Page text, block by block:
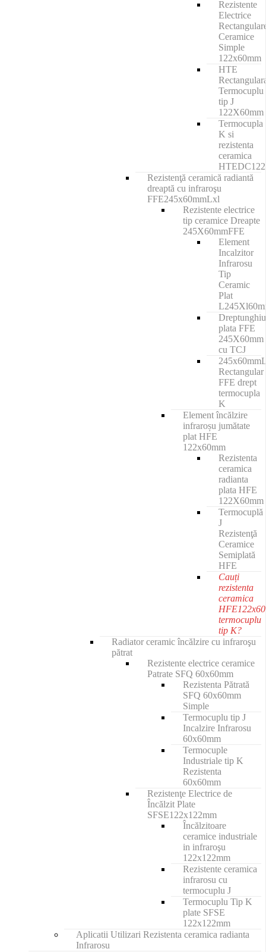
Rezistente
Electrice
Ceramice
Simple
122x60mm
HTE
Termocuplu
tip J
122X60mm
Termocupla
K si
rezistenta
ceramica
Rezistenţă ceramică radiantă
dreaptă cu infraroşu
FFE245x60mmLxl
Rezistente electrice
tip ceramice Dreapte
245X60mmFFE
Element
Incalzitor
Infrarosu
Tip
Ceramic
Plat
plata FFE
245X60mm
cu TCJ
Rectangular
FFE drept
termocupla
K
Element încălzire
infraroșu jumătate
plat HFE
122x60mm
Rezistenta
ceramica
radianta
plata HFE
122X60mm
Termocuplă
J
Rezistenţă
Ceramice
Semiplată
HFE
Cauți
rezistenta
ceramica
termocuplu
tip K?
Radiator ceramic încălzire cu infraroşu
pătrat
Rezistente electrice ceramice
Patrate SFQ 60x60mm
Rezistenta Pătrată
SFQ 60x60mm
Simple
Termocuplu tip J
Incalzire Infrarosu
60x60mm
Termocuple
Industriale tip K
Rezistenta
60x60mm
Rezistenţe Electrice de
Încălzit Plate
SFSE122x122mm
Încălzitoare
ceramice industriale
in infraroşu
122x122mm
Rezistente ceramica
infrarosu cu
termocuplu J
Termocuplu Tip K
plate SFSE
122x122mm
Aplicatii Utilizari Rezistenta ceramica radianta
Infrarosu